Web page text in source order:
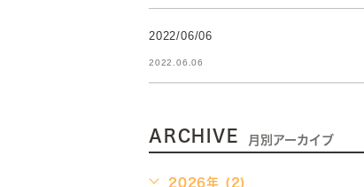
2022/06/06
2022.06.06
ARCHIVE 月別アーカイブ
2026年 (2)